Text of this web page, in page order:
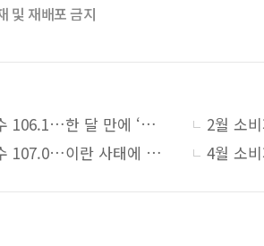
및 재배포 금지
5월 소비자심리지수 106.1…한 달 만에 ‘낙관’ 전환
3월 소비자심리지수 107.0…이란 사태에 5.1p 급락